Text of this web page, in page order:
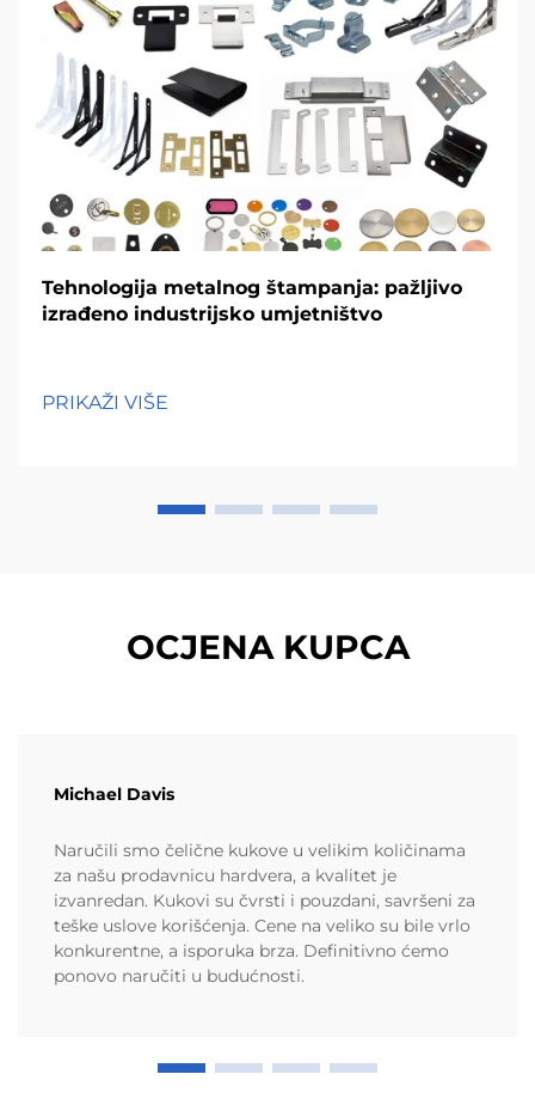
Tehnologija metalnog štampanja: pažljivo
izrađeno industrijsko umjetništvo
PRIKAŽI VIŠE
OCJENA KUPCA
Michael Davis
Naručili smo čelične kukove u velikim količinama
za našu prodavnicu hardvera, a kvalitet je
izvanredan. Kukovi su čvrsti i pouzdani, savršeni za
teške uslove korišćenja. Cene na veliko su bile vrlo
konkurentne, a isporuka brza. Definitivno ćemo
ponovo naručiti u budućnosti.